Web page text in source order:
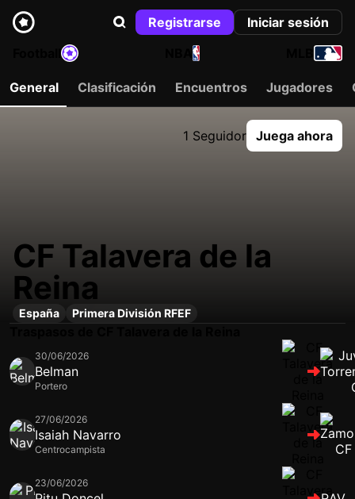
Registrarse
Iniciar sesión
NBA
General Clasificación Encuentros Jugadores
1 Seguidor Juega ahora
CF Talavera de la
Reina
España Primera División RFEF
30/06/2026
Belman
Portero
27/06/2026
Isaiah Navarro
Centrocampista
23/06/2026